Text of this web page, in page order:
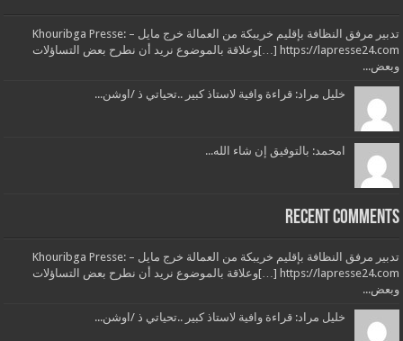
تدبير مرفق النظافة بإقليم خريبكة من العمالة خرج مايل – Khouribga Presse:
[…] https://lapresse24.comوعلاقة بالموضوع نريد أن نطرح بعض التساؤلات
وبعض...
خليل مراد: قراءة وافية لاستاذ كبير ..تحياتي ذ /اوشن...
امحمد: بالتوفيق إن شاء الله...
Recent Comments
تدبير مرفق النظافة بإقليم خريبكة من العمالة خرج مايل – Khouribga Presse:
[…] https://lapresse24.comوعلاقة بالموضوع نريد أن نطرح بعض التساؤلات
وبعض...
خليل مراد: قراءة وافية لاستاذ كبير ..تحياتي ذ /اوشن...